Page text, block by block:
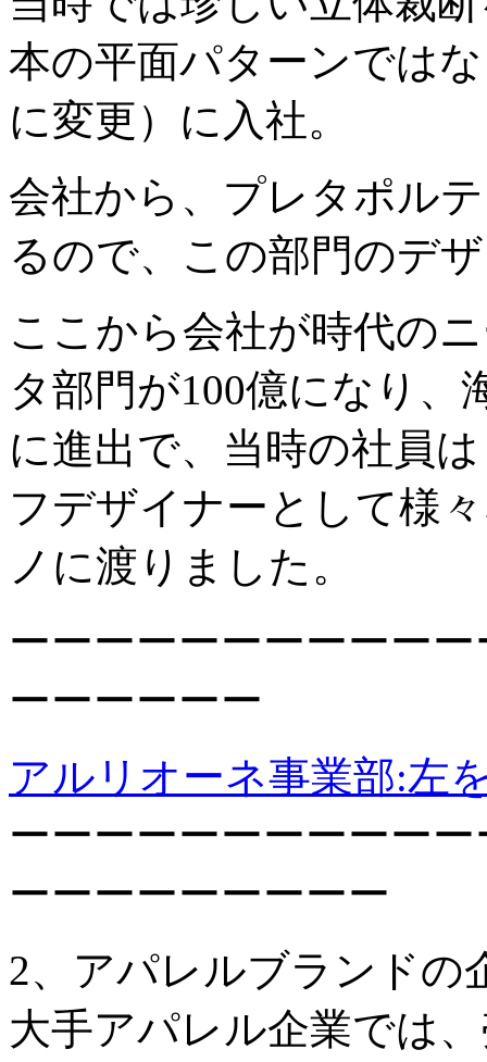
本の平面パターンでは
に変更）に入社。
会社から、プレタポル
るので、この部門のデ
ここから会社が時代の
タ部門が100億になり
に進出で、当時の社員
フデザイナーとして様
ノに渡りました。
ーーーーーーーーーー
ーーーーーー
アルリオーネ事業部:左
ーーーーーーーーーー
ーーーーーーーーー
2、アパレルブランドの
大手アパレル企業では